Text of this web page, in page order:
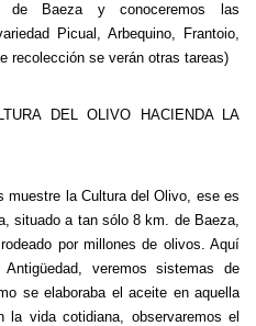
Baeza y conoceremos las
Picual, Arbequino, Frantoio,
recolección se verán otras tareas)
DEL OLIVO HACIENDA LA
muestre la Cultura del Olivo, ese es
situado a tan sólo 8 km. de Baeza,
por millones de olivos. Aquí
veremos sistemas de
se elaboraba el aceite en aquella
vida cotidiana, observaremos el